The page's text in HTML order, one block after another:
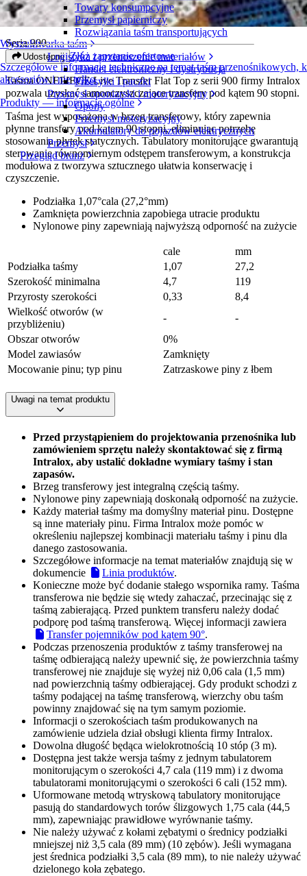
Wyszukiwarka taśm
Szczegółowe informacje techniczne na temat taśm przenośnikowych,
akcesoriów i nie tylko
Produkty — informacje ogólne
Towary konsumpcyjne
Przemysł papierniczy
Rozwiązania taśm transportujących
Logistyka i przenoszenie materiałów
Handel elektroniczny i dystrybucja
Przesyłki i paczki
Przemysł oponiarski i motoryzacyjny
Opony
Przemysł motoryzacyjny
Akumulatory do pojazdów elektrycznych
Przemysł
Przegląd branż
ONEPIECE™ Live Transfer Flat Top
Seria 900
Udostępnij Złóż zapytanie ofertowe
Taśma ONEPIECE Live Transfer Flat Top z serii 900 firmy Intralox
pozwala uzyskać samooczyszczające transfery pod kątem 90 stopni.
Taśma jest wyposażona w brzeg transferowy, który zapewnia
płynne transfery pod kątem 90 stopni, eliminując potrzebę
stosowania płytek statycznych. Tabulatory monitorujące gwarantują
sterowanie równomiernym odstępem transferowym, a konstrukcja
modułowa z tworzywa sztucznego ułatwia konserwację i
czyszczenie.
Podziałka 1,07°cala (27,2°mm)
Zamknięta powierzchnia zapobiega utracie produktu
Nylonowe piny zapewniają najwyższą odporność na zużycie
cale
mm
Podziałka taśmy
1,07
27,2
Szerokość minimalna
4,7
119
Przyrosty szerokości
0,33
8,4
Wielkość otworów (w
przybliżeniu)
-
-
Obszar otworów
0%
Model zawiasów
Zamknięty
Mocowanie pinu; typ pinu
Zatrzaskowe piny z łbem
Uwagi na temat produktu
Przed przystąpieniem do projektowania przenośnika lub
zamówieniem sprzętu należy skontaktować się z firmą
Intralox, aby ustalić dokładne wymiary taśmy i stan
zapasów.
Brzeg transferowy jest integralną częścią taśmy.
Nylonowe piny zapewniają doskonałą odporność na zużycie.
Każdy materiał taśmy ma domyślny materiał pinu. Dostępne
są inne materiały pinu. Firma Intralox może pomóc w
określeniu najlepszej kombinacji materiału taśmy i pinu dla
danego zastosowania.
Szczegółowe informacje na temat materiałów znajdują się w
dokumencie
Linia produktów.
Konieczne może być dodanie stałego wspornika ramy. Taśma
transferowa nie będzie się wtedy zahaczać, przecinając się z
taśmą zabierającą. Przed punktem transferu należy dodać
podporę pod taśmą transferową. Więcej informacji zawiera
Transfer pojemników pod kątem 90°.
Podczas przenoszenia produktów z taśmy transferowej na
taśmę odbierającą należy upewnić się, że powierzchnia taśmy
transferowej nie znajduje się wyżej niż 0,06 cala (1,5 mm)
nad powierzchnią taśmy odbierającej. Gdy produkt schodzi z
taśmy podającej na taśmę transferową, wierzchy obu taśm
powinny znajdować się na tym samym poziomie.
Informacji o szerokościach taśm produkowanych na
zamówienie udziela dział obsługi klienta firmy Intralox.
Dowolna długość będąca wielokrotnością 10 stóp (3 m).
Dostępna jest także wersja taśmy z jednym tabulatorem
monitorującym o szerokości 4,7 cala (119 mm) i z dwoma
tabulatorami monitorującymi o szerokości 6 cali (152 mm).
Uformowane metodą wtryskową tabulatory monitorujące
pasują do standardowych torów ślizgowych 1,75 cala (44,5
mm), zapewniając prawidłowe wyrównanie taśmy.
Nie należy używać z kołami zębatymi o średnicy podziałki
mniejszej niż 3,5 cala (89 mm) (10 zębów). Jeśli wymagana
jest średnica podziałki 3,5 cala (89 mm), to nie należy używać
dzielonego koła zębatego.